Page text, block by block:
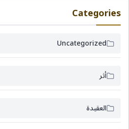
Categories
Uncategorized
أثر
العقيدة